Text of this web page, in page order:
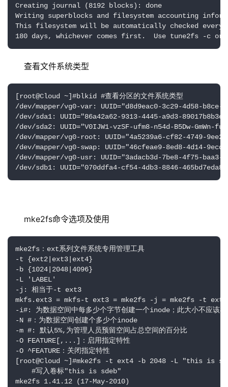
Creating journal (8192 blocks): done
Writing superblocks and filesystem accounting
This filesystem will be automatically checked every
180 days, whichever comes first.  Use tune2fs -c
查看文件系统类型
[root@Cloud ~]#blkid #查看分区的文件系统类型
/dev/mapper/vg0-var: UUID="d8d9eac0-3c29-4d58-b8ce-
/dev/sda1: UUID="86a42a62-9313-4445-a9d3-
/dev/sda2: UUID="V0IJW1-vzSF-ufm8-n54d-B5Dw-GmWn-
/dev/mapper/vg0-root: UUID="4a5239a6-cf82-4749-
/dev/mapper/vg0-swap: UUID="46cfeae9-8ed8-4d14-
/dev/mapper/vg0-usr: UUID="3adacb3d-7be8-4f75-baa3-
/dev/sdb1: UUID="070ddfa4-cf54-4db3-8846-
mke2fs命令选项及使用
mke2fs：ext系列文件系统专用管理工具
-t {ext2|ext3|ext4}
-b {1024|2048|4096}
-L 'LABEL'
-j: 相当于-t ext3
mkfs.ext3 = mkfs-t ext3 = mke2fs -j = mke2fs -t ext3
-i#: 为数据空间中每多少个字节创建一个inode；此大小不应该
-N #：为数据空间创建个多少个inode
-m #: 默认5%,为管理人员预留空间占总空间的百分比
-O FEATURE[,...]：启用指定特性
-O ^FEATURE：关闭指定特性
[root@Cloud ~]#mke2fs -t ext4 -b 2048 -L "this is
#写入卷标"this is sdeb"
mke2fs 1.41.12 (17-May-2010)